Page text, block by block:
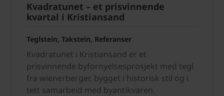
Kvadratunet – et prisvinnende
kvartal i Kristiansand
Teglstein, Takstein, Referanser
Kvadratunet i Kristiansand er et
prisvinnende byfornyelsesprosjekt med tegl
fra wienerberger, bygget i historisk stil og i
tett samarbeid med byantikvaren.